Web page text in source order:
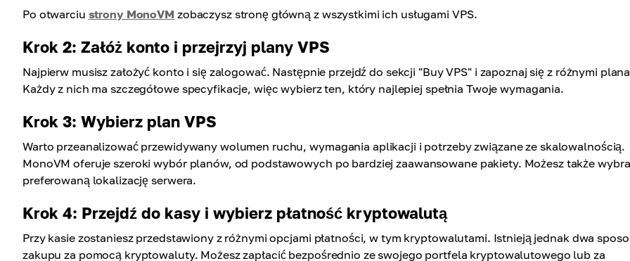
Po otwarciu strony MonoVM zobaczysz stronę główną z wszystkimi ich usługami VPS.
Krok 2: Załóż konto i przejrzyj plany VPS
Najpierw musisz założyć konto i się zalogować. Następnie przejdź do sekcji "Buy VPS" i zapoznaj się z różnymi
Każdy z nich ma szczegółowe specyfikacje, więc wybierz ten, który najlepiej spełnia Twoje wymagania.
Krok 3: Wybierz plan VPS
Warto przeanalizować przewidywany wolumen ruchu, wymagania aplikacji i potrzeby związane ze skalowalnością.
MonoVM oferuje szeroki wybór planów, od podstawowych po bardziej zaawansowane pakiety. Możesz także
preferowaną lokalizację serwera.
Krok 4: Przejdź do kasy i wybierz płatność kryptowalutą
Przy kasie zostaniesz przedstawiony z różnymi opcjami płatności, w tym kryptowalutami. Istnieją jednak dwa
zakupu za pomocą kryptowaluty. Możesz zapłacić bezpośrednio ze swojego portfela kryptowalutowego lub za